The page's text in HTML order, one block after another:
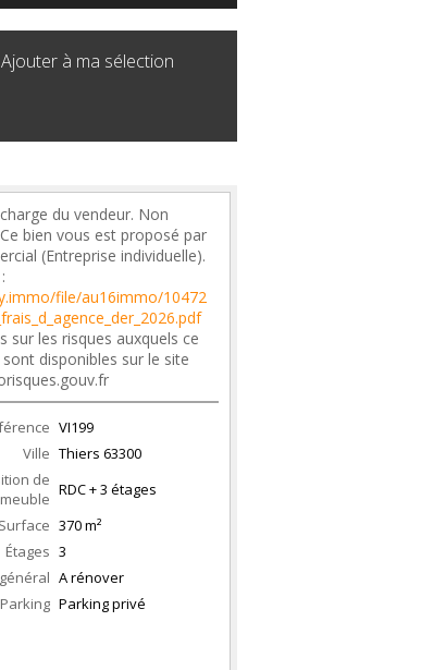
Ajouter à ma sélection
du vendeur. Non
bien vous est proposé par
(Entreprise individuelle).
file/au16immo/10472
sur les risques auxquels ce
disponibles sur le site
VI199
Ville Thiers 63300
de RDC + 3 étages
Surface 370m²
Étages 3
A rénover
Parking Parking privé